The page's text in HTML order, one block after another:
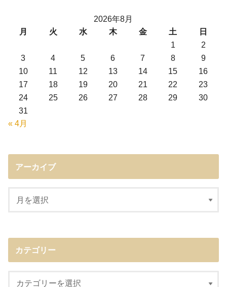
2026年8月
月
火 水 木 金 土
日
1
2
3
4 5 6 7 8
9
10
11 12 13 14 15
16
17
18 19 20 21 22
23
24
25 26 27 28 29
30
31
« 4月
アーカイブ
カテゴリー